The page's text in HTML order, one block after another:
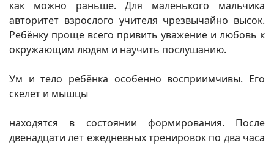
как можно раньше. Для маленького мальчика
авторитет взрослого учителя чрезвычайно высок.
Ребёнку проще всего привить уважение и любовь к
окружающим людям и научить послушанию.
Ум и тело ребёнка особенно восприимчивы. Его
скелет и мышцы
находятся в состоянии формирования. После
двенадцати лет ежедневных тренировок по два часа